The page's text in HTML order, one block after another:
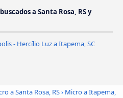
a Santa Rosa, RS y
- Hercílio Luz a Itapema, SC
a Santa Rosa, RS› Micro a Itapema,